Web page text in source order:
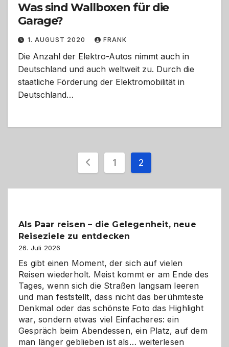
Was sind Wallboxen für die
Garage?
1. AUGUST 2020 FRANK
Die Anzahl der Elektro-Autos nimmt auch in
Deutschland und auch weltweit zu. Durch die
staatliche Förderung der Elektromobilität in
Deutschland…
der
1 2
Als Paar reisen – die Gelegenheit, neue
Reiseziele zu entdecken
26. Juli 2026
Es gibt einen Moment, der sich auf vielen
Reisen wiederholt. Meist kommt er am Ende des
Tages, wenn sich die Straßen langsam leeren
und man feststellt, dass nicht das berühmteste
Denkmal oder das schönste Foto das Highlight
war, sondern etwas viel Einfacheres: ein
Gespräch beim Abendessen, ein Platz, auf dem
man länger geblieben ist als… Als
weiterlesen